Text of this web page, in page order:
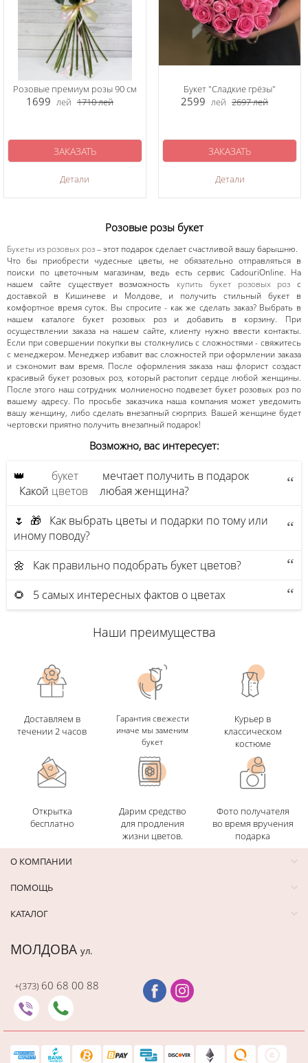
Розовые премиум розы 90 см
1699 лей 1710лей
Детали
ЗАКАЗАТЬ
Букет "Сладкие грёзы"
2599 лей 2697лей
Детали
ЗАКАЗАТЬ
Розовые розы букет
Букеты из розовых роз– этот подарок сделает счастливой вашу барышню.
Что бы приобрести чудесные цветы, не обязательно отправляться в
поиски по цветочным магазинам, ведь есть сервис CadouriOnline. На
нашем сайте существует возможность купить букет розовых роз с
доставкой в Кишиневе и Молдове, и получить стильный букет в
комфортное время суток. Вы спросите - как же сделать заказ? Выбрать в
нашем каталоге букет розовых роз и добавить в корзину. При
осуществлении заказа на нашем сайте, клиенту нужно ввести контакты.
Если при совершении покупки вы столкнулись с сложностями - свяжитесь
с менеджером. Менеджер избавит вас сложностей при оформлении заказа
и сэкономит вам время. После оформления заказа наш флорист создаст
красивый букет розовых роз, который растопит сердце любой женщины.
После этого наш сотрудник молниеносно подвезет букет розовых роз по
вашему адресу. По просьбе заказчика наша компания может уведомить
вашу женщину, либо сделать внезапный сюрприз. Вашей женщине будет
чертовски приятно получить внезапный подарок!
Возможно, вас интересует:
👑
Какой
букет
цветов
мечтает получить в подарок
любая женщина?
🌷 🎁 Как выбрать цветы и подарки по тому или
иному поводу?
🌼 Как правильно подобрать букет цветов?
🌻 5 самых интересных фактов о цветах
Наши преимущества
Доставляем в
течении 2 часов
Гарантия свежести
иначе мы заменим
букет
Курьер в
классическом
костюме
Открытка
бесплатно
Дарим средство
для продления
жизни цветов.
Фото получателя
во время вручения
подарка
О КОМПАНИИ
ПОМОЩЬ
КАТАЛОГ
МОЛДОВА ул.
+(373) 60 68 00 88